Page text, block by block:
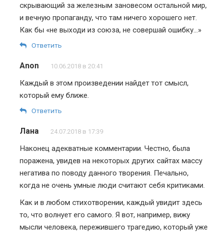
скрывающий за железным зановесом остальной мир,
и вечную пропаганду, что там ничего хорошего нет.
Как бы «не выходи из союза, не совершай ошибку…»
Ответить
Anon 10.06.2018 в 20:41
Каждый в этом произведении найдет тот смысл,
который ему ближе.
Ответить
Лана 24.07.2018 в 17:39
Наконец адекватные комментарии. Честно, была
поражена, увидев на некоторых других сайтах массу
негатива по поводу данного творения. Печально,
когда не очень умные люди считают себя критиками.
Как и в любом стихотворении, каждый увидит здесь
то, что волнует его самого. Я вот, например, вижу
мысли человека, пережившего трагедию, который уже